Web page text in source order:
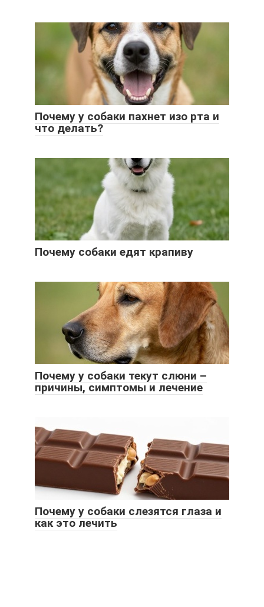
Почему у собаки пахнет изо рта и
что делать?
Почему собаки едят крапиву
Почему у собаки текут слюни –
причины, симптомы и лечение
Почему у собаки слезятся глаза и
как это лечить